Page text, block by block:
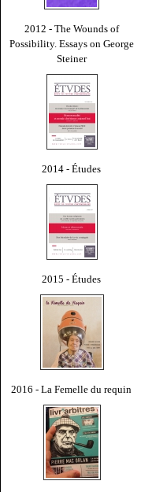
2012 - The Wounds of
Possibility. Essays on George
Steiner
2014 - Études
2015 - Études
2016 - La Femelle du requin